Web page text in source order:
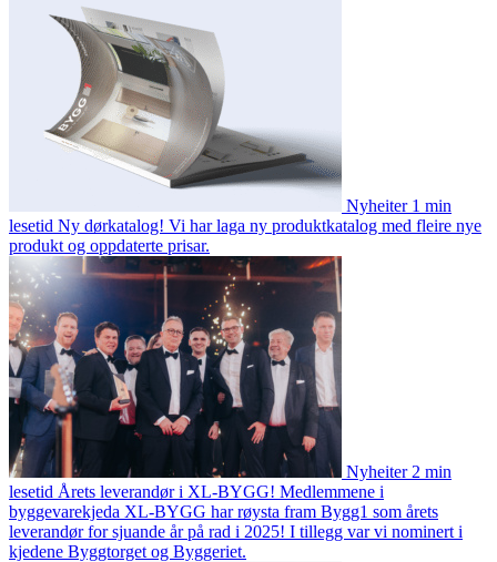
Nyheiter 1 min
lesetid Ny dørkatalog! Vi har laga ny produktkatalog med fleire nye
produkt og oppdaterte prisar.
Nyheiter 2 min
lesetid Årets leverandør i XL-BYGG! Medlemmene i
byggevarekjeda XL-BYGG har røysta fram Bygg1 som årets
leverandør for sjuande år på rad i 2025! I tillegg var vi nominert i
kjedene Byggtorget og Byggeriet.